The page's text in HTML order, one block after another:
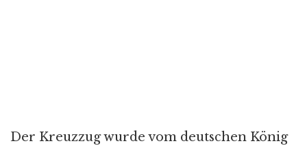
Der Kreuzzug wurde vom deutschen König